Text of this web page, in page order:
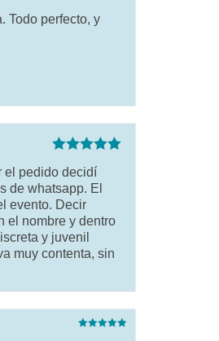
5de 5
Todo perfecto, y
Valorado con
5de 5
el pedido decidí
de whatsapp. El
evento. Decir
el nombre y dentro
y juvenil
muy contenta, sin